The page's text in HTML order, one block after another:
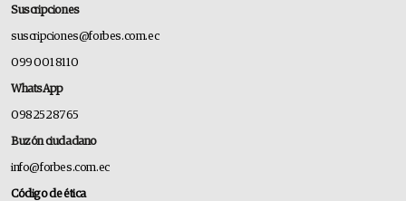
Suscripciones
suscripciones@forbes.com.ec
099 001 8110
WhatsApp
0982528765
Buzón ciudadano
info@forbes.com.ec
Código de ética